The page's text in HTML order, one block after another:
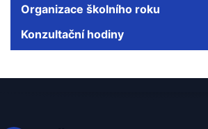
Organizace školního roku
Konzultační hodiny